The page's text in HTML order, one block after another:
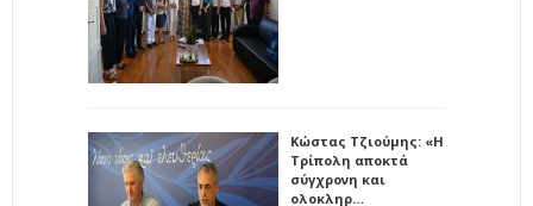
Κώστας Τζιούμης: «Η
Τρίπολη αποκτά
σύγχρονη και
ολοκληρ…